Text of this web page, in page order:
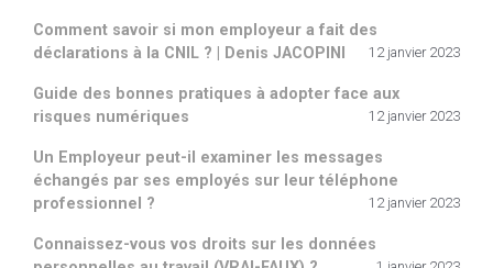
Comment savoir si mon employeur a fait des
déclarations à la CNIL ? | Denis JACOPINI
12 janvier 2023
Guide des bonnes pratiques à adopter face aux
risques numériques
12 janvier 2023
Un Employeur peut-il examiner les messages
échangés par ses employés sur leur téléphone
professionnel ?
12 janvier 2023
Connaissez-vous vos droits sur les données